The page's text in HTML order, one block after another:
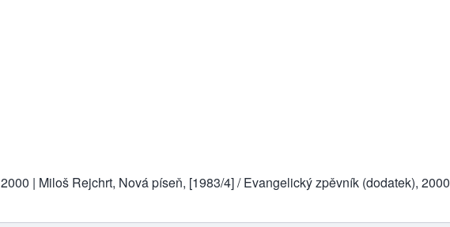
| Miloš Rejchrt, Nová píseň, [1983/4] / Evangelický zpěvník (dodatek), 2000